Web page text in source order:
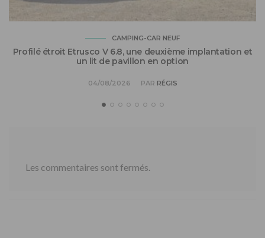
CAMPING-CAR NEUF
Profilé étroit Etrusco V 6.8, une deuxième implantation et
un lit de pavillon en option
04/08/2026 PAR RÉGIS
Les commentaires sont fermés.